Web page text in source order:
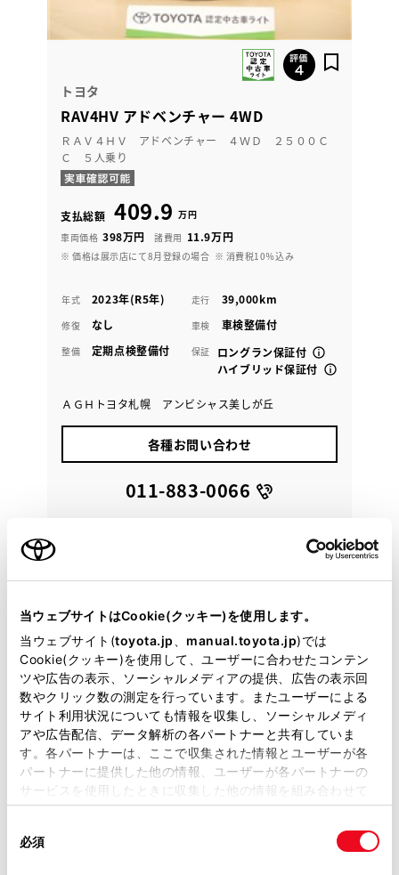
当ウェブサイトはCookie(クッキー)を使用します。
当ウェブサイト(toyota.jp manual.toyota.jp)では
Cookie(クッキー)を使用して、ユーザーに合わせたコンテン
ツや広告の表示、ソーシャルメディアの提供、広告の表示回
数やクリック数の測定を行っています。またユーザーによる
サイト利用状況についても情報を収集し、ソーシャルメディ
アや広告配信、データ解析の各パートナーと共有していま
す。各パートナーは、ここで収集された情報とユーザーが各
パートナーに提供した他の情報、ユーザーが各パートナーの
サービスを使用したときに収集した他の情報を組み合わせて
使用することがあります。当ウェブサイトの使用を続行する
必須
トヨタ
RAV4HV アドベンチャー 4WD
ＲＡＶ４ＨＶ アドベンチャー ４ＷＤ ２５００Ｃ
Ｃ ５人乗り
支払総額 409.9 万円
車両価格 398万円 諸費用 11.9万円
※ 価格は展示店にて8月登録の場合 ※ 消費税10％込み
年式 2023年(R5年) 走行 39,000km
修復 なし 車検 車検整備付
整備 定期点検整備付 保証
ロングラン保証付
ハイブリッド保証付
ＡＧＨトヨタ札幌 アンビシャス美しが丘
各種お問い合わせ
011-883-0066